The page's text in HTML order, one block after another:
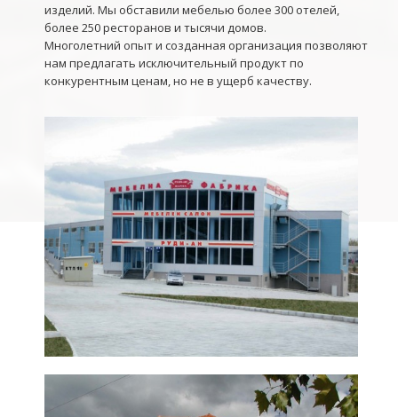
изделий. Мы обставили мебелью более 300 отелей,
более 250 ресторанов и тысячи домов.
Многолетний опыт и созданная организация позволяют
нам предлагать исключительный продукт по
конкурентным ценам, но не в ущерб качеству.